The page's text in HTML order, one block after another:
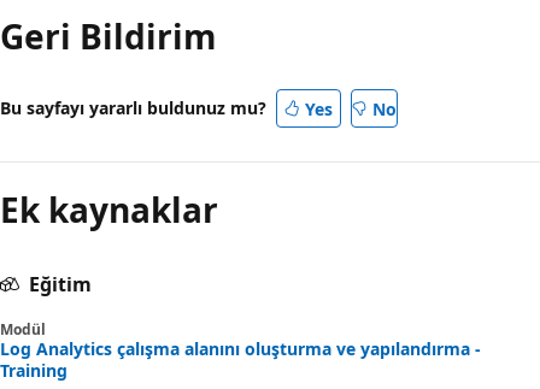
Geri Bildirim
Bu sayfayı yararlı buldunuz mu? Yes No
Ek kaynaklar
Eğitim
Modül
Log Analytics çalışma alanını oluşturma ve yapılandırma -
Training